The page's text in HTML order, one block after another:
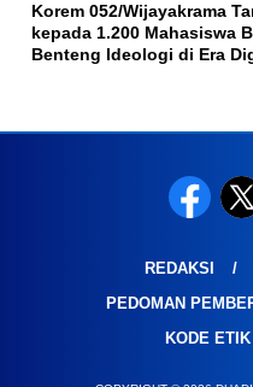
Korem 052/Wijayakrama
kepada 1.200 Mahasiswa
Benteng Ideologi di Era
REDAKSI
PEDOMAN
KODE